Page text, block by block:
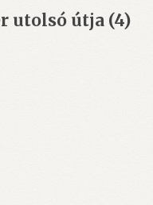
utolsó útja (4)